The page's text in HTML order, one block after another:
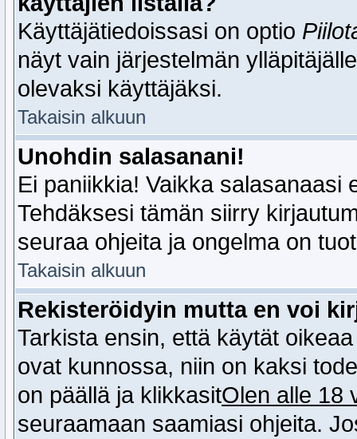
Käyttäjätiedoissasi on optio
näyt vain järjestelmän
olevaksi käyttäjäksi.
Takaisin alkuun
Unohdin salasanani!
Ei paniikkia! Vaikka salasanaasi
Tehdäksesi tämän siirry
seuraa ohjeita ja ongelma on
Takaisin alkuun
Rekisteröidyin mutta en voi
Tarkista ensin, että käytät
ovat kunnossa, niin on kaksi
on päällä ja klikkasitOlen alle 18
seuraamaan saamiasi ohjeita.